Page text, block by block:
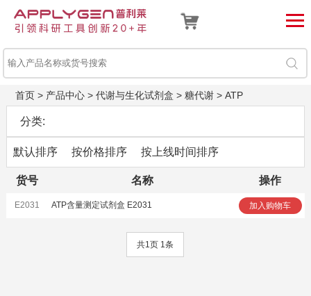
首页> 产品中心> 代谢与生化试剂盒 > 糖代谢> ATP
分类:
默认排序 按价格排序 按上线时间排序
货号 名称 操作
E2031 ATP含量测定试剂盒 E2031 加入购物车
共1页 1条